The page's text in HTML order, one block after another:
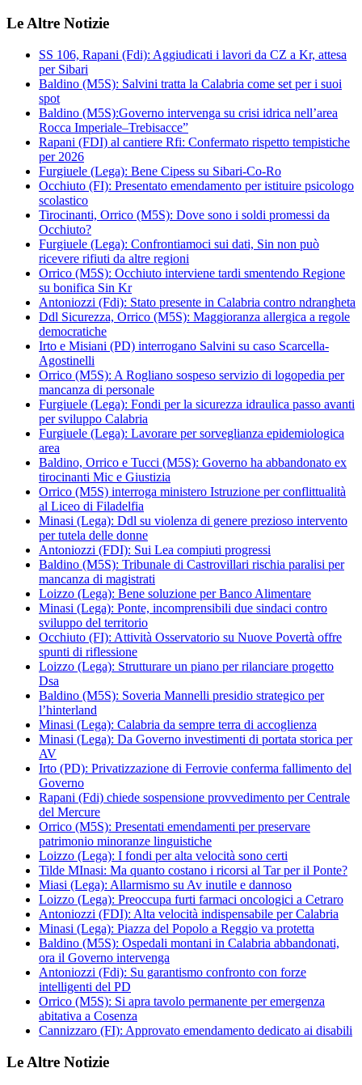
Le Altre Notizie
SS 106, Rapani (Fdi): Aggiudicati i lavori da CZ a Kr, attesa
per Sibari
Baldino (M5S): Salvini tratta la Calabria come set per i suoi
spot
Baldino (M5S):Governo intervenga su crisi idrica nell’area
Rocca Imperiale–Trebisacce”
Rapani (FDI) al cantiere Rfi: Confermato rispetto tempistiche
per 2026
Furgiuele (Lega): Bene Cipess su Sibari-Co-Ro
Occhiuto (FI): Presentato emendamento per istituire psicologo
scolastico
Tirocinanti, Orrico (M5S): Dove sono i soldi promessi da
Occhiuto?
Furgiuele (Lega): Confrontiamoci sui dati, Sin non può
ricevere rifiuti da altre regioni
Orrico (M5S): Occhiuto interviene tardi smentendo Regione
su bonifica Sin Kr
Antoniozzi (Fdi): Stato presente in Calabria contro ndrangheta
Ddl Sicurezza, Orrico (M5S): Maggioranza allergica a regole
democratiche
Irto e Misiani (PD) interrogano Salvini su caso Scarcella-
Agostinelli
Orrico (M5S): A Rogliano sospeso servizio di logopedia per
mancanza di personale
Furgiuele (Lega): Fondi per la sicurezza idraulica passo avanti
per sviluppo Calabria
Furgiuele (Lega): Lavorare per sorveglianza epidemiologica
area
Baldino, Orrico e Tucci (M5S): Governo ha abbandonato ex
tirocinanti Mic e Giustizia
Orrico (M5S) interroga ministero Istruzione per conflittualità
al Liceo di Filadelfia
Minasi (Lega): Ddl su violenza di genere prezioso intervento
per tutela delle donne
Antoniozzi (FDI): Sui Lea compiuti progressi
Baldino (M5S): Tribunale di Castrovillari rischia paralisi per
mancanza di magistrati
Loizzo (Lega): Bene soluzione per Banco Alimentare
Minasi (Lega): Ponte, incomprensibili due sindaci contro
sviluppo del territorio
Occhiuto (FI): Attività Osservatorio su Nuove Povertà offre
spunti di riflessione
Loizzo (Lega): Strutturare un piano per rilanciare progetto
Dsa
Baldino (M5S): Soveria Mannelli presidio strategico per
l’hinterland
Minasi (Lega): Calabria da sempre terra di accoglienza
Minasi (Lega): Da Governo investimenti di portata storica per
AV
Irto (PD): Privatizzazione di Ferrovie conferma fallimento del
Governo
Rapani (Fdi) chiede sospensione provvedimento per Centrale
del Mercure
Orrico (M5S): Presentati emendamenti per preservare
patrimonio minoranze linguistiche
Loizzo (Lega): I fondi per alta velocità sono certi
Tilde MInasi: Ma quanto costano i ricorsi al Tar per il Ponte?
Miasi (Lega): Allarmismo su Av inutile e dannoso
Loizzo (Lega): Preoccupa furti farmaci oncologici a Cetraro
Antoniozzi (FDI): Alta velocità indispensabile per Calabria
Minasi (Lega): Piazza del Popolo a Reggio va protetta
Baldino (M5S): Ospedali montani in Calabria abbandonati,
ora il Governo intervenga
Antoniozzi (Fdi): Su garantismo confronto con forze
intelligenti del PD
Orrico (M5S): Si apra tavolo permanente per emergenza
abitativa a Cosenza
Cannizzaro (FI): Approvato emendamento dedicato ai disabili
Le Altre Notizie